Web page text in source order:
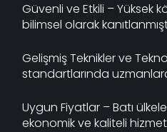
Güvenli ve Etkili – Yüksek
bilimsel olarak
Gelişmiş Teknikler ve
standartlarında
Uygun Fiyatlar – Batı
ekonomik ve kaliteli